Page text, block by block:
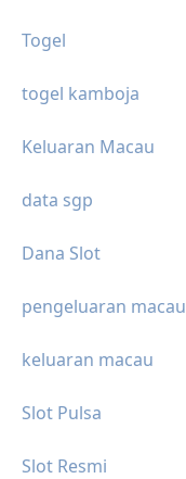
Togel
togel kamboja
Keluaran Macau
data sgp
Dana Slot
pengeluaran macau
keluaran macau
Slot Pulsa
Slot Resmi